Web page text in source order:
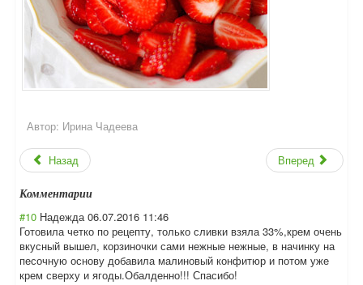
Автор: Ирина Чадеева
Назад Вперед
Комментарии
#10 Надежда 06.07.2016 11:46
Готовила четко по рецепту, только сливки взяла 33%,крем очень
вкусный вышел, корзиночки сами нежные нежные, в начинку на
песочную основу добавила малиновый конфитюр и потом уже
крем сверху и ягоды.Обалденно!!! Спасибо!